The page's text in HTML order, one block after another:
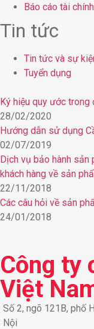
Báo cáo tài chính
Tin tức
Tin tức và sự
Tuyển dụng
Ký hiệu quy ước trong
28/02/2020
Hướng dẫn sử dụng
02/07/2019
Dịch vụ bảo hành sản
khách hàng về sản
22/11/2018
Các câu hỏi về sản
24/01/2018
Công ty
Việt
Số 2, ngõ 121B, phố
Nội